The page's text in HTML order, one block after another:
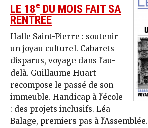
LE 18e DU MOIS FAIT SA
RENTRÉE
Halle Saint-Pierre : soutenir
un joyau culturel. Cabarets
disparus, voyage dans l'au-
delà. Guillaume Huart
recompose le passé de son
immeuble. Handicap à l'école
: des projets inclusifs. Léa
Balage, premiers pas à l'Assemblée.